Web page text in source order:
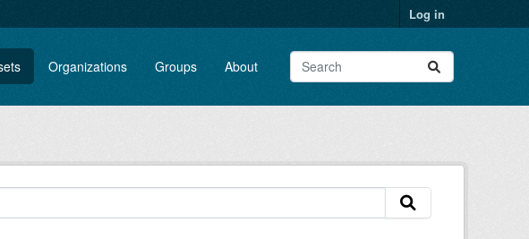
Log in
Organizations Groups About